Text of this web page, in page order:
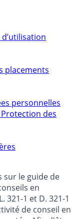
placements
personnelles
Protection des
sur le guide de
en
321-1 et D. 321-1
de conseil en